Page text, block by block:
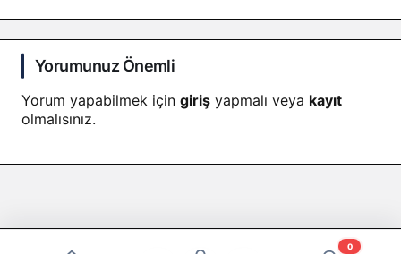
Yorumunuz Önemli
Yorum yapabilmek için giriş yapmalı veya kayıt
olmalısınız.
0